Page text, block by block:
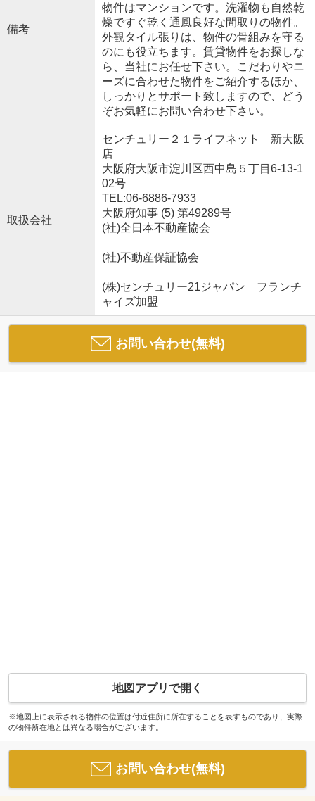
備考
物件はマンションです。洗濯物も自然乾
燥ですぐ乾く通風良好な間取りの物件。
外観タイル張りは、物件の骨組みを守る
のにも役立ちます。賃貸物件をお探しな
ら、当社にお任せ下さい。こだわりやニ
ーズに合わせた物件をご紹介するほか、
しっかりとサポート致しますので、どう
ぞお気軽にお問い合わせ下さい。
取扱会社
センチュリー２１ライフネット 新大阪
店
大阪府大阪市淀川区西中島５丁目6-13-1
02号
TEL:06-6886-7933
大阪府知事 (5) 第49289号
(社)全日本不動産協会
(社)不動産保証協会
(株)センチュリー21ジャパン フランチ
ャイズ加盟
お問い合わせ(無料)
地図アプリで開く
※地図上に表示される物件の位置は付近住所に所在することを表すものであり、実際
の物件所在地とは異なる場合がございます。
お問い合わせ(無料)